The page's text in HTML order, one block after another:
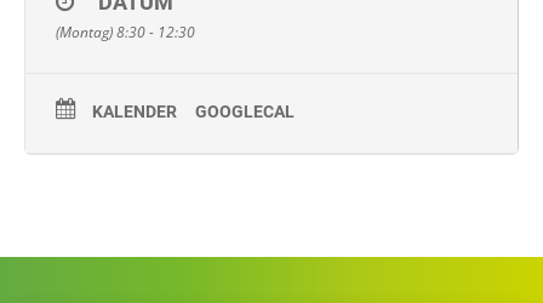
(Montag) 8:30 - 12:30
KALENDER GOOGLECAL